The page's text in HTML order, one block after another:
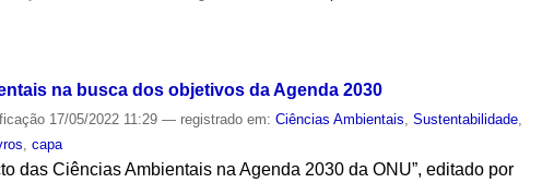
na busca dos objetivos da Agenda 2030
17/05/2022 11:29— registrado em:Ciências Ambientais ,Sustentabilidade
,capa
das Ciências Ambientais na Agenda 2030 da ONU”, editado por